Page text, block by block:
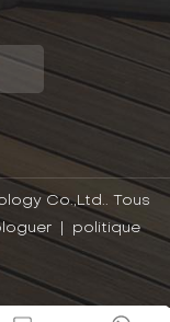
Co.,Ltd.. Tous
politique